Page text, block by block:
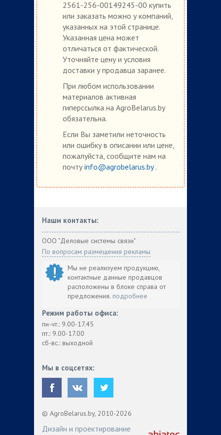
2561-256-00149245-00 купить
или заказать можно у компаний,
указанных на этой странице.
Указанная цена может
отличаться от фактической.
Уточняйте цену и условия
доставки у продавца заранее.
При любом использовании
материалов активная
гиперссылка на AgroBelarus.by
обязательна.
Если Вы заметили неточность
или ошибку в описании или цене,
пожалуйста, сообщите нам на
почту info@agrobelarus.by.
Наши контакты:
ООО "Деловые системы связи"
По вопросам размещения рекламы
Мы не реализуем продукцию,
контактные данные продавцов
расположены в блоке справа от
предложения. подробнее
Режим работы офиса:
пн-чт.: 9.00-17.45
пт.: 9.00-17.00
сб-вс.: выходной
Мы в соцсетях:
© AgroBelarus.by, 2010-2026
Дизайн и проектирование